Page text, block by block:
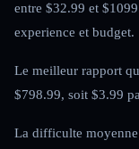
entre $32.99 et
experience et budget.
Le meilleur rapport
$798.99, soit $3.99
La difficulte